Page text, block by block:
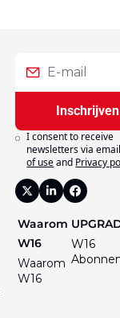
Inschrijven
I consent to receive
newsletters via
of useand Privacy
Waarom
W16
Waarom
W16
W16